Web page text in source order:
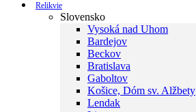
Relikvie
Slovensko
Vysoká nad Uhom
Bardejov
Beckov
Bratislava
Gaboltov
Košice, Dóm sv. Alžbety
Lendak